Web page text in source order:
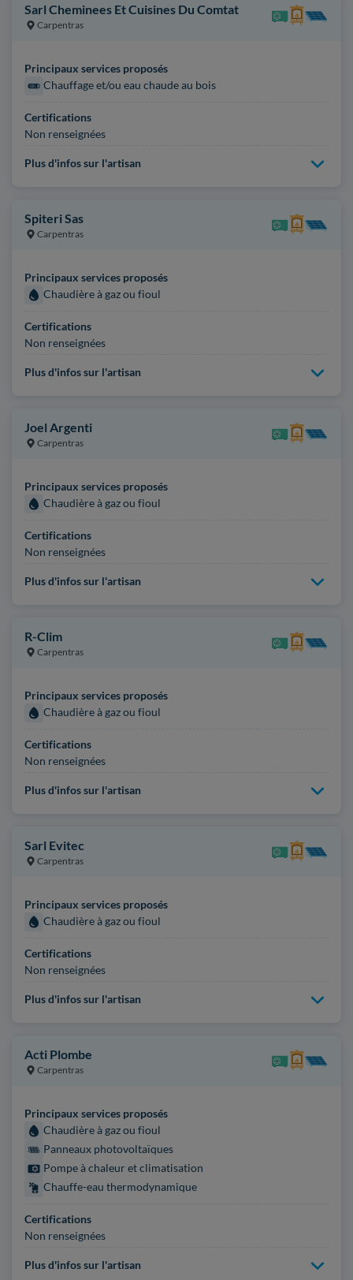
Sarl Cheminees Et Cuisines Du Comtat
Carpentras
Principaux services proposés
Chauffage et/ou eau chaude au bois
Certifications
Non renseignées
Plus d'infos sur l'artisan
Spiteri Sas
Carpentras
Principaux services proposés
Chaudière à gaz ou fioul
Certifications
Non renseignées
Plus d'infos sur l'artisan
Joel Argenti
Carpentras
Principaux services proposés
Chaudière à gaz ou fioul
Certifications
Non renseignées
Plus d'infos sur l'artisan
R-Clim
Carpentras
Principaux services proposés
Chaudière à gaz ou fioul
Certifications
Non renseignées
Plus d'infos sur l'artisan
Sarl Evitec
Carpentras
Principaux services proposés
Chaudière à gaz ou fioul
Certifications
Non renseignées
Plus d'infos sur l'artisan
Acti Plombe
Carpentras
Principaux services proposés
Chaudière à gaz ou fioul
Panneaux photovoltaïques
Pompe à chaleur et climatisation
Chauffe-eau thermodynamique
Certifications
Non renseignées
Plus d'infos sur l'artisan